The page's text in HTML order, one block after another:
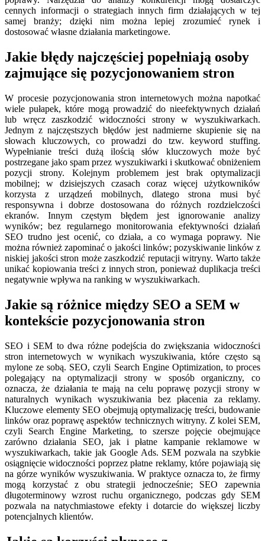
cennych informacji o strategiach innych firm działających w tej
samej branży; dzięki nim można lepiej zrozumieć rynek i
dostosować własne działania marketingowe.
Jakie błędy najczęściej popełniają osoby
zajmujące się pozycjonowaniem stron
W procesie pozycjonowania stron internetowych można napotkać
wiele pułapek, które mogą prowadzić do nieefektywnych działań
lub wręcz zaszkodzić widoczności strony w wyszukiwarkach.
Jednym z najczęstszych błędów jest nadmierne skupienie się na
słowach kluczowych, co prowadzi do tzw. keyword stuffing.
Wypełnianie treści dużą ilością słów kluczowych może być
postrzegane jako spam przez wyszukiwarki i skutkować obniżeniem
pozycji strony. Kolejnym problemem jest brak optymalizacji
mobilnej; w dzisiejszych czasach coraz więcej użytkowników
korzysta z urządzeń mobilnych, dlatego strona musi być
responsywna i dobrze dostosowana do różnych rozdzielczości
ekranów. Innym częstym błędem jest ignorowanie analizy
wyników; bez regularnego monitorowania efektywności działań
SEO trudno jest ocenić, co działa, a co wymaga poprawy. Nie
można również zapominać o jakości linków; pozyskiwanie linków z
niskiej jakości stron może zaszkodzić reputacji witryny. Warto także
unikać kopiowania treści z innych stron, ponieważ duplikacja treści
negatywnie wpływa na ranking w wyszukiwarkach.
Jakie są różnice między SEO a SEM w
kontekście pozycjonowania stron
SEO i SEM to dwa różne podejścia do zwiększania widoczności
stron internetowych w wynikach wyszukiwania, które często są
mylone ze sobą. SEO, czyli Search Engine Optimization, to proces
polegający na optymalizacji strony w sposób organiczny, co
oznacza, że działania te mają na celu poprawę pozycji strony w
naturalnych wynikach wyszukiwania bez płacenia za reklamy.
Kluczowe elementy SEO obejmują optymalizację treści, budowanie
linków oraz poprawę aspektów technicznych witryny. Z kolei SEM,
czyli Search Engine Marketing, to szersze pojęcie obejmujące
zarówno działania SEO, jak i płatne kampanie reklamowe w
wyszukiwarkach, takie jak Google Ads. SEM pozwala na szybkie
osiągnięcie widoczności poprzez płatne reklamy, które pojawiają się
na górze wyników wyszukiwania. W praktyce oznacza to, że firmy
mogą korzystać z obu strategii jednocześnie; SEO zapewnia
długoterminowy wzrost ruchu organicznego, podczas gdy SEM
pozwala na natychmiastowe efekty i dotarcie do większej liczby
potencjalnych klientów.